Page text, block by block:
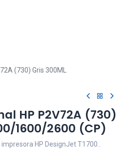
(730) Gris 300ML
HP P2V72A (730)
1600/2600 (CP)
HP DesignJet T1700..